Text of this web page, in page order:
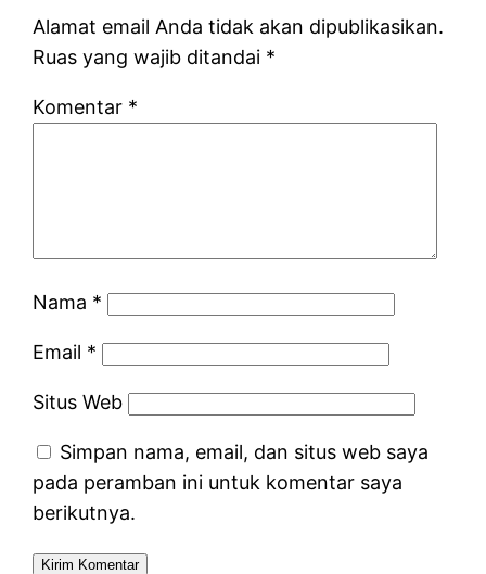
Alamat email Anda tidak akan dipublikasikan.
Ruas yang wajib ditandai *
Komentar *
Nama *
Email *
Situs Web
Simpan nama, email, dan situs web saya
pada peramban ini untuk komentar saya
berikutnya.